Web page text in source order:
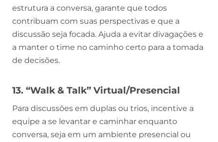
estrutura a conversa, garante que todos
contribuam com suas perspectivas e que a
discussão seja focada. Ajuda a evitar divagações e
a manter o time no caminho certo para a tomada
de decisões.
13. “Walk & Talk” Virtual/Presencial
Para discussões em duplas ou trios, incentive a
equipe a se levantar e caminhar enquanto
conversa, seja em um ambiente presencial ou